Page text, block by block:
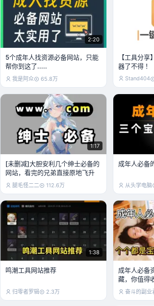
2:20
5个成年人找资源必备网站，只能
帮你到这了.....
我是阿众 65.8万
【工具分
器了不得 ！
Stand404
1:17
[未删减]大胆安利几个绅士必备的
网站，看完的兄弟直接原地飞升
腿毛怪二二 112.6万
成年人必备
从头学电脑
1:38
鸣潮工具网站推荐
归零者罗辑 2.3万
成年人必备
藏，你值得
奋斗的副业